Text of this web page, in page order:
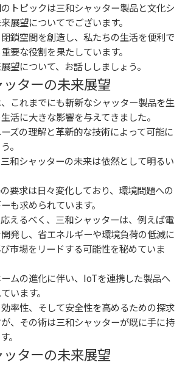
トピックは三和シャッター製品と文化シ
展望についてでございます。
鎖空間を創造し、私たちの生活を便利で
要な役割を果たしています。
望について、お話ししましょう。
ターの未来展望
これまでにも斬新なシャッター製品を生
活に大きな影響を与えてきました。
ズの理解と革新的な技術によって可能に
。
和シャッターの未来は依然として明るい
要求は日々変化しており、環境問題への
も求められています。
えるべく、三和シャッターは、例えば電
発し、省エネルギーや環境負荷の低減に
市場をリードする可能性を秘めていま
ムの進化に伴い、IoTを連携した製品へ
います。
率性、そして安全性を高めるための探求
、その術は三和シャッターが既に手に持
。
ターの未来展望